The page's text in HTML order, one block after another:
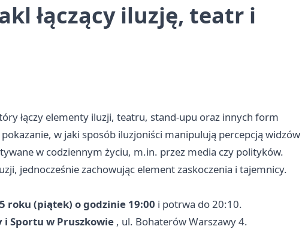
łączący iluzję, teatr i
łączy elementy iluzji, teatru, stand-upu oraz innych form
w jaki sposób iluzjoniści manipulują percepcją widzów
w codziennym życiu, m.in. przez media czy polityków.
jednocześnie zachowując element zaskoczenia i tajemnicy.
roku (piątek) o godzinie 19:00 i potrwa do 20:10.
Sportu w Pruszkowie , ul. Bohaterów Warszawy 4.